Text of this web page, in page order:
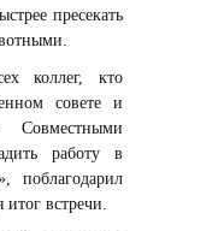
пресекать
коллег, кто
совете и
Совместными
работу в
, поблагодарил
итог встречи.